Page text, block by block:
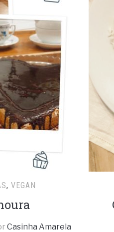
,VEGAN
Casinha Amarela